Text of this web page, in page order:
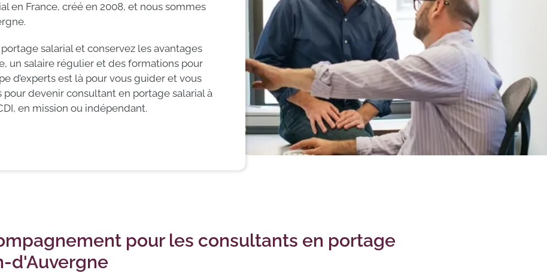
en France, créé en 2008, et nous sommes
salarial et conservez les avantages
un salaire régulier et des formations pour
d’experts est là pour vous guider et vous
devenir consultant en portage salarial à
en mission ou indépendant.
pour les consultants en portage
d'Auvergne